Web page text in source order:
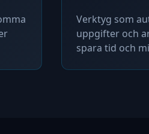
Verktyg som
uppgifter och
spara tid och